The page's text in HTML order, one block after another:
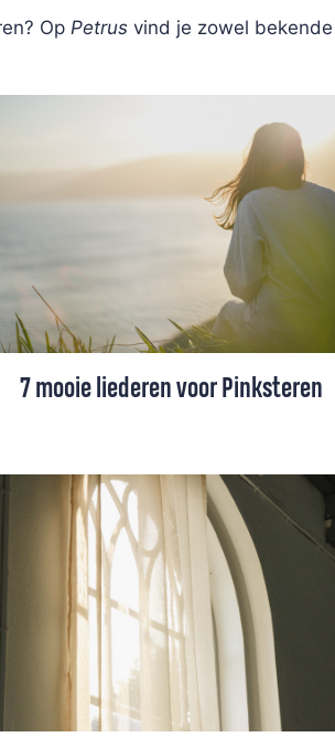
Op Petrus vind je zowel
7 mooie liederen voor Pinksteren
samen, waaronder
uit het Liedboek en een indrukwekkend
voor Pinksteren uit Taizé.